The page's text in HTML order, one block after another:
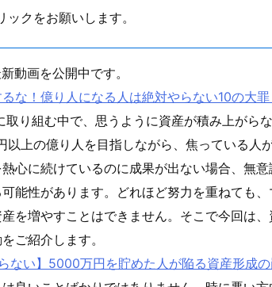
クをお願いします。
動画を公開中です。
な！億り人になる人は絶対やらない10の大
取り組む中で、思うように資産が積み上がら
以上の億り人を目指しながら、焦っている人
心に続けているのに成果が出ない場合、無
能性があります。どれほど努力を重ねても
を増やすことはできません。そこで今回は
ご紹介します。
ない】5000万円を貯めた人が陥る資産形成